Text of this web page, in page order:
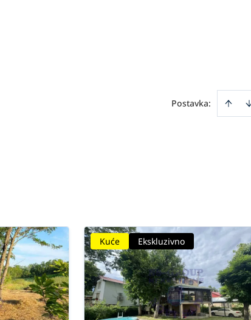
Postavka:
Kuće Ekskluzivno